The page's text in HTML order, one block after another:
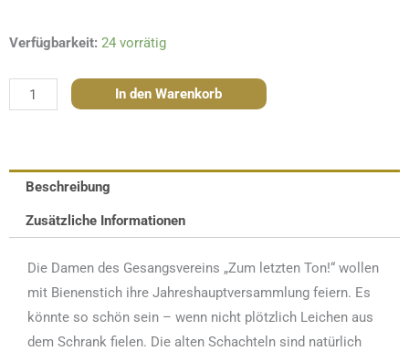
Verfügbarkeit: 24 vorrätig
Krimidinner
Bienenstich
29.11.2026
Menge
In den Warenkorb
Beschreibung
Zusätzliche Informationen
Die Damen des Gesangsvereins „Zum letzten Ton!“ wollen
mit Bienenstich ihre Jahreshauptversammlung feiern. Es
könnte so schön sein – wenn nicht plötzlich Leichen aus
dem Schrank fielen. Die alten Schachteln sind natürlich